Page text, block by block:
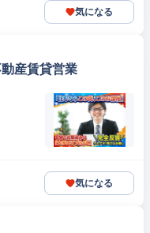
気になる
産賃貸営業
気になる